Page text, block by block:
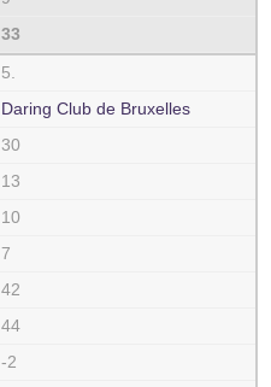
33
5.
Daring Club de Bruxelles
30
13
10
7
42
44
-2